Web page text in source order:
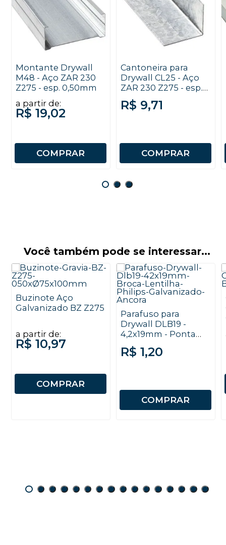
Montante Drywall
M48 - Aço ZAR 230
Z275 - esp. 0,50mm
a partir de:
R$ 19,02
COMPRAR
Cantoneira para
Drywall CL25 - Aço
ZAR 230 Z275 - esp.
0,50mm x 3000mm
R$ 9,71
COMPRAR
Você também pode se interessar...
Buzinote Aço
Galvanizado BZ Z275
a partir de:
R$ 10,97
COMPRAR
Parafuso para
Drywall DLB19 -
4,2x19mm - Ponta
Broca Cabeça
Lentilha - Chave
R$ 1,20
COMPRAR